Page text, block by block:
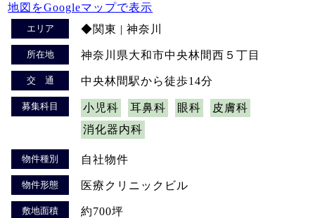
地図をGoogleマップで表示
エリア ◆関東 | 神奈川
所在地 神奈川県大和市中央林間西５丁目
交 通 中央林間駅から徒歩14分
募集科目 小児科 耳鼻科 眼科
皮膚科
消化器内科
物件種別 自社物件
物件形態 医療クリニックビル
敷地面積 約700坪